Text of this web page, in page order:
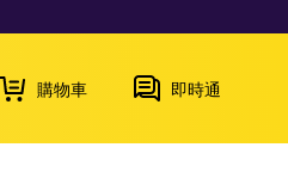
購物車 即時通